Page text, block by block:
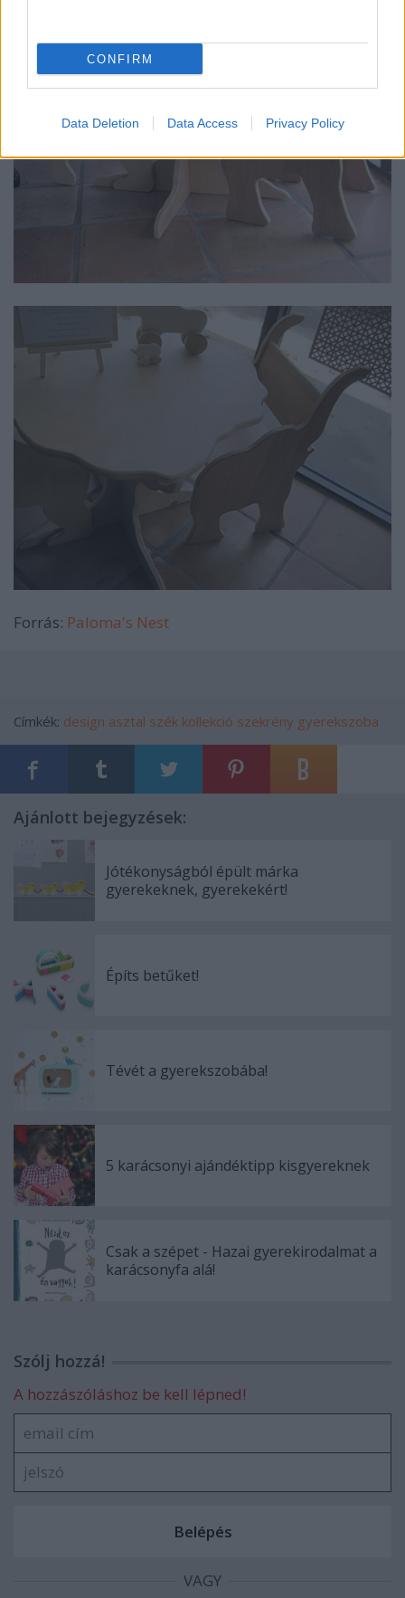
CONFIRM
Data Deletion Data Access Privacy Policy
Forrás: Paloma's Nest
Címkék: design asztal szék kollekció szekrény gyerekszoba
Ajánlott bejegyzések:
Jótékonyságból épült márka
gyerekeknek, gyerekekért!
Építs betűket!
Tévét a gyerekszobába!
5 karácsonyi ajándéktipp kisgyereknek
Csak a szépet - Hazai gyerekirodalmat a
karácsonyfa alá!
Szólj hozzá!
A hozzászóláshoz be kell lépned!
VAGY